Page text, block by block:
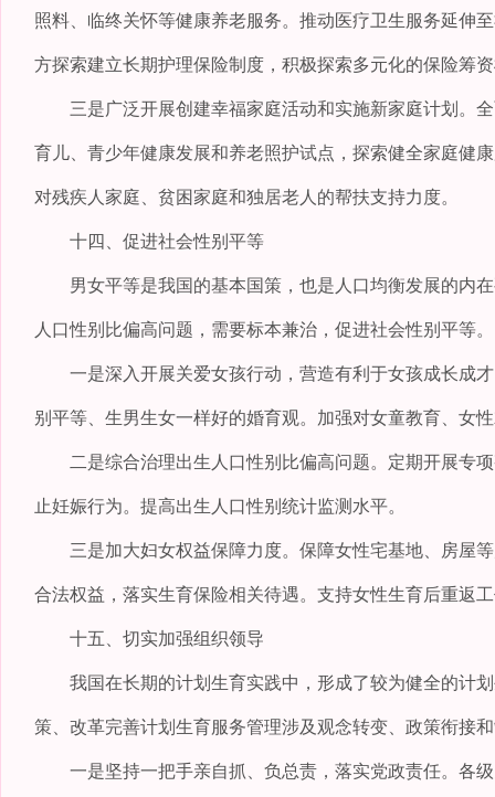
照料、临终关怀等健康养老服务。推动医疗卫生服务延伸
方探索建立长期护理保险制度，积极探索多元化的保险筹
三是广泛开展创建幸福家庭活动和实施新家庭计划。全
育儿、青少年健康发展和养老照护试点，探索健全家庭健
对残疾人家庭、贫困家庭和独居老人的帮扶支持力度。
十四、促进社会性别平等
男女平等是我国的基本国策，也是人口均衡发展的内在
人口性别比偏高问题，需要标本兼治，促进社会性别平等。
一是深入开展关爱女孩行动，营造有利于女孩成长成才
别平等、生男生女一样好的婚育观。加强对女童教育、女
二是综合治理出生人口性别比偏高问题。定期开展专项
止妊娠行为。提高出生人口性别统计监测水平。
三是加大妇女权益保障力度。保障女性宅基地、房屋等
合法权益，落实生育保险相关待遇。支持女性生育后重返
十五、切实加强组织领导
我国在长期的计划生育实践中，形成了较为健全的计划
策、改革完善计划生育服务管理涉及观念转变、政策衔接
一是坚持一把手亲自抓、负总责，落实党政责任。各级